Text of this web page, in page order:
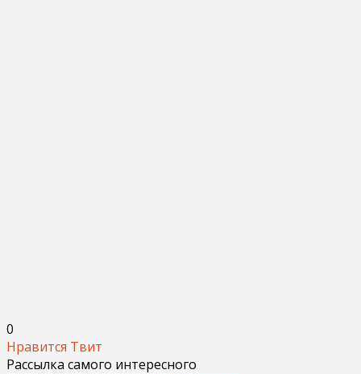
0
Нравится Твит
Рассылка самого интересного